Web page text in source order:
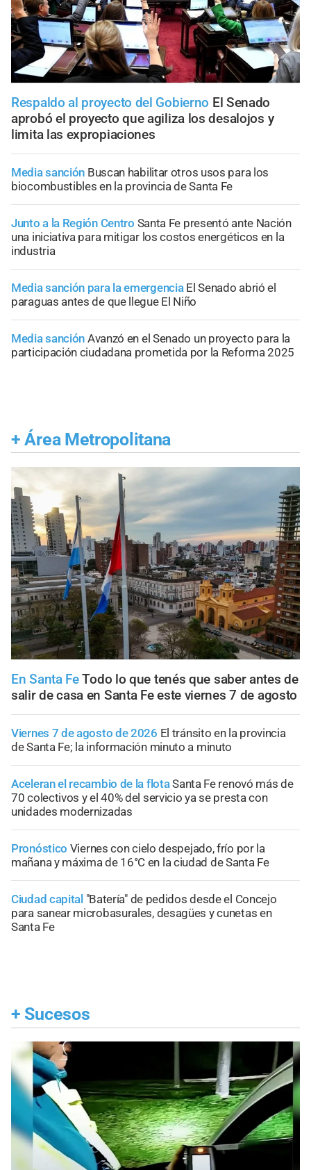
Respaldo al proyecto del Gobierno El Senado
aprobó el proyecto que agiliza los desalojos y
limita las expropiaciones
Media sanción Buscan habilitar otros usos para los
biocombustibles en la provincia de Santa Fe
Junto a la Región Centro Santa Fe presentó ante Nación
una iniciativa para mitigar los costos energéticos en la
industria
Media sanción para la emergencia El Senado abrió el
paraguas antes de que llegue El Niño
Media sanción Avanzó en el Senado un proyecto para la
participación ciudadana prometida por la Reforma 2025
+ Área Metropolitana
En Santa FeTodo lo que tenés que saber antes de
salir de casa en Santa Fe este viernes 7 de agosto
Viernes 7 de agosto de 2026 El tránsito en la provincia
de Santa Fe; la información minuto a minuto
Aceleran el recambio de la flotaSanta Fe renovó más de
70 colectivos y el 40% del servicio ya se presta con
unidades modernizadas
Pronóstico Viernes con cielo despejado, frío por la
mañana y máxima de 16°C en la ciudad de Santa Fe
Ciudad capital "Batería" de pedidos desde el Concejo
para sanear microbasurales, desagües y cunetas en
Santa Fe
+ Sucesos